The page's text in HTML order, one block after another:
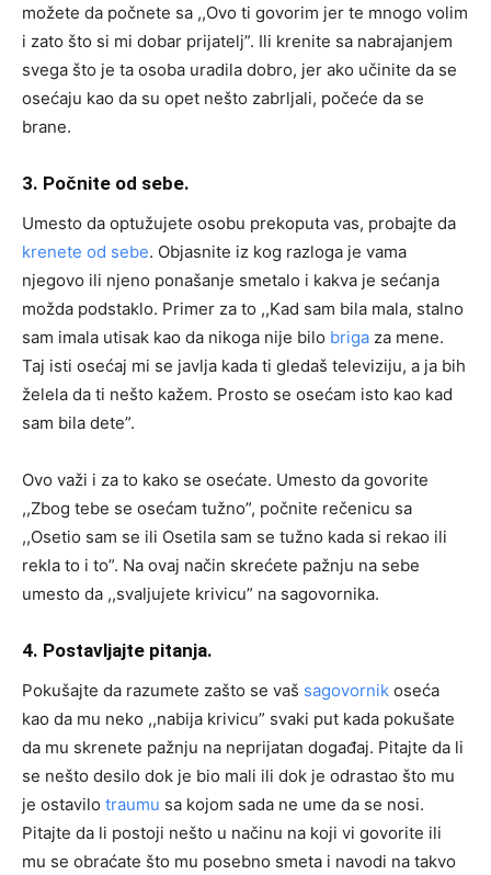
možete da počnete sa ,,Ovo ti govorim jer te mnogo volim
i zato što si mi dobar prijatelj”. Ili krenite sa nabrajanjem
svega što je ta osoba uradila dobro, jer ako učinite da se
osećaju kao da su opet nešto zabrljali, počeće da se
brane.
3. Počnite od sebe.
Umesto da optužujete osobu prekoputa vas, probajte da
krenete od sebe. Objasnite iz kog razloga je vama
njegovo ili njeno ponašanje smetalo i kakva je sećanja
možda podstaklo. Primer za to ,,Kad sam bila mala, stalno
sam imala utisak kao da nikoga nije bilo briga za mene.
Taj isti osećaj mi se javlja kada ti gledaš televiziju, a ja bih
želela da ti nešto kažem. Prosto se osećam isto kao kad
sam bila dete”.
Ovo važi i za to kako se osećate. Umesto da govorite
,,Zbog tebe se osećam tužno”, počnite rečenicu sa
,,Osetio sam se ili Osetila sam se tužno kada si rekao ili
rekla to i to”. Na ovaj način skrećete pažnju na sebe
umesto da ,,svaljujete krivicu” na sagovornika.
4. Postavljajte pitanja.
Pokušajte da razumete zašto se vaš sagovornik oseća
kao da mu neko ,,nabija krivicu” svaki put kada pokušate
da mu skrenete pažnju na neprijatan događaj. Pitajte da li
se nešto desilo dok je bio mali ili dok je odrastao što mu
je ostavilo traumu sa kojom sada ne ume da se nosi.
Pitajte da li postoji nešto u načinu na koji vi govorite ili
mu se obraćate što mu posebno smeta i navodi na takvo